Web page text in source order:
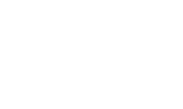
AvtoMelody.ru